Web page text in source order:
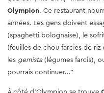
Olympion. Ce restaurant
années. Les gens doivent
(spaghetti bolognaise), le
(feuilles de chou farcies de riz
les gemista(légumes farcis),
pourrais continuer..."